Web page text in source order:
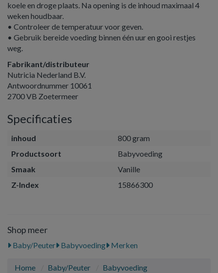
koele en droge plaats. Na opening is de inhoud maximaal 4
weken houdbaar.
• Controleer de temperatuur voor geven.
• Gebruik bereide voeding binnen één uur en gooi restjes
weg.
Fabrikant/distributeur
Nutricia Nederland B.V.
Antwoordnummer 10061
2700 VB Zoetermeer
Specificaties
inhoud
800 gram
Productsoort
Babyvoeding
Smaak
Vanille
Z-Index
15866300
Shop meer
Baby/Peuter Babyvoeding Merken
Home Baby/Peuter
Babyvoeding